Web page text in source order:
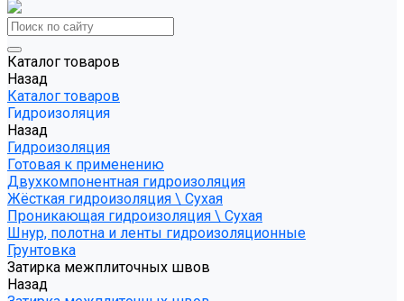
Каталог товаров
Назад
Каталог товаров
Гидроизоляция
Назад
Гидроизоляция
Готовая к применению
Двухкомпонентная гидроизоляция
Жёсткая гидроизоляция \ Сухая
Проникающая гидроизоляция \ Сухая
Шнур, полотна и ленты гидроизоляционные
Грунтовка
Затирка межплиточных швов
Назад